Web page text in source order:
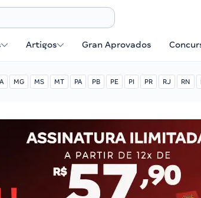
Artigos Gran Aprovados
MG MS MT PA PB PE PI PR RJ RN